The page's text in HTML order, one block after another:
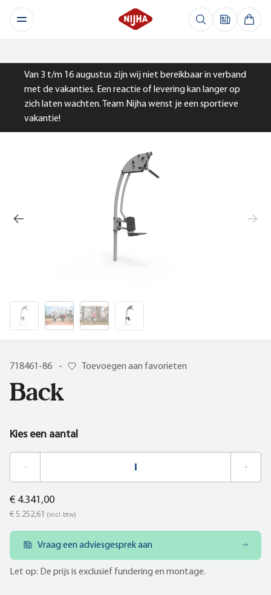
Van 3 t/m 16 augustus zijn wij niet bereikbaar in verband
met de vakanties. Een reactie of levering kan langer op
zich laten wachten. Team Nijha wenst je een sportieve
vakantie!
718461-86 - Toevoegen aan favorieten
Back
Kies een aantal
€ 4.341,00
€ 5.252,61 (incl. btw)
Vraag een adviesgesprek aan
Let op: De prijs is exclusief fundering en montage.